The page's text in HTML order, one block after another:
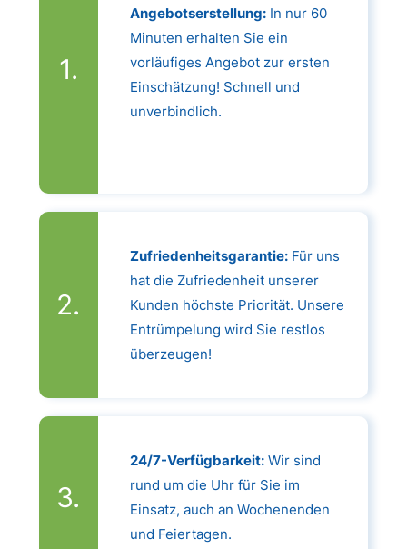
Angebotserstellung:In nur 60
Minuten erhalten Sie ein
vorläufiges Angebot zur ersten
Einschätzung! Schnell und
unverbindlich.
Zufriedenheitsgarantie:Für uns
hat die Zufriedenheit unserer
Kunden höchste Priorität. Unsere
Entrümpelung wird Sie restlos
überzeugen!
24/7-Verfügbarkeit:Wir sind
rund um die Uhr für Sie im
Einsatz, auch an Wochenenden
und Feiertagen.